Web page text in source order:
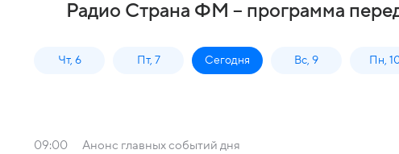
Радио Страна ФМ – программа
Чт, 6 Пт, 7 Сегодня Вс, 9 Пн,
09:00
Анонс главных событий дня